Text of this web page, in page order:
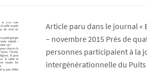
Article paru dans le journal «
– novembre 2015 Près de
personnes participaient à la
intergénérationnelle du Puits